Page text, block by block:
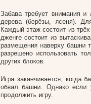
Забава требует внимания и
дерева (берёзы, ясеня).
Каждый этаж состоит из
дженге состоит из
размещения наверху башни
разрешено использовать
других блоков.
Игра заканчивается, когда
обвал башни. Однако если
продолжить игру.